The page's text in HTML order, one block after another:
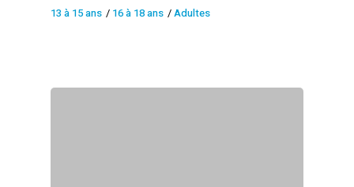
13 à 15 ans / 16 à 18 ans /Adultes